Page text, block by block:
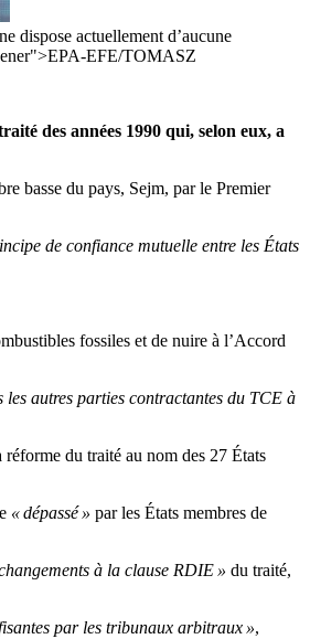
dispose actuellement d’aucune
EFE/TOMASZ
des années 1990 qui, selon eux, a
basse du pays, Sejm, par le Premier
de confiance mutuelle entre les États
fossiles et de nuire à l’Accord
autres parties contractantes du TCE à
du traité au nom des 27 États
«dépassé» par les États membres de
à la clause RDIE » du traité,
par les tribunaux arbitraux »,